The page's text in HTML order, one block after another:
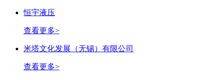
恒宇液压
查看更多>
米塔文化发展（无锡）有限公司
查看更多>